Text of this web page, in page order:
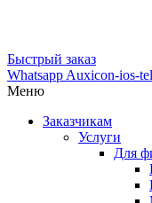
Быстрый заказ
Whatsapp Auxicon-ios-
Меню
Заказчикам
Услуги
Для